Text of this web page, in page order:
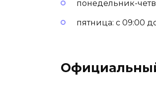
понедельник-
пятница: с 09:00